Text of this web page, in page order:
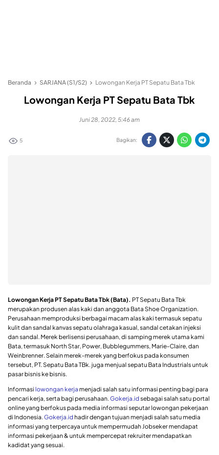
Beranda SARJANA (S1/S2) Lowongan Kerja PT Sepatu Bata Tbk
Lowongan Kerja PT Sepatu Bata Tbk
Juni 28, 2022, 5:46 am
5 Bagikan:
Lowongan Kerja PT Sepatu Bata Tbk (Bata). PT Sepatu Bata Tbk
merupakan produsen alas kaki dan anggota Bata Shoe Organization.
Perusahaan memproduksi berbagai macam alas kaki termasuk sepatu
kulit dan sandal kanvas sepatu olahraga kasual, sandal cetakan injeksi
dan sandal. Merek berlisensi perusahaan, di samping merek utama kami
Bata, termasuk North Star, Power, Bubblegummers, Marie-Claire, dan
Weinbrenner. Selain merek-merek yang berfokus pada konsumen
tersebut, PT. Sepatu Bata TBk. juga menjual sepatu Bata Industrials untuk
pasar bisnis ke bisnis.
Informasi lowongan kerja menjadi salah satu informasi penting bagi para
pencari kerja, serta bagi perusahaan. Gokerja.id sebagai salah satu portal
online yang berfokus pada media informasi seputar lowongan pekerjaan
di Indonesia. Gokerja.id hadir dengan tujuan menjadi salah satu media
informasi yang terpercaya untuk mempermudah Jobseker mendapat
informasi pekerjaan & untuk mempercepat rekruiter mendapatkan
kadidat yang sesuai.